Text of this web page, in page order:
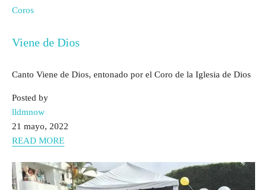
Coros
Viene de Dios
Canto Viene de Dios, entonado por el Coro de la Iglesia de Dios
Posted by
lldmnow
21 mayo, 2022
READ MORE